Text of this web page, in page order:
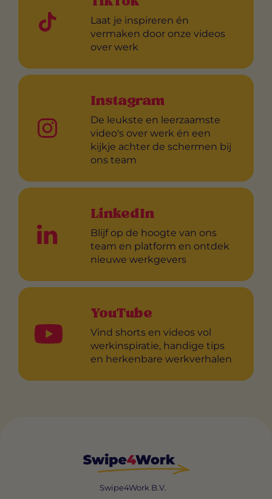
Laat je inspireren én
vermaken door onze videos
over werk
Instagram
De leukste en leerzaamste
video's over werk én een
kijkje achter de schermen bij
ons team
LinkedIn
Blijf op de hoogte van ons
team en platform en ontdek
nieuwe werkgevers
YouTube
Vind shorts en videos vol
werkinspiratie, handige tips
en herkenbare werkverhalen
Swipe4Work B.V.